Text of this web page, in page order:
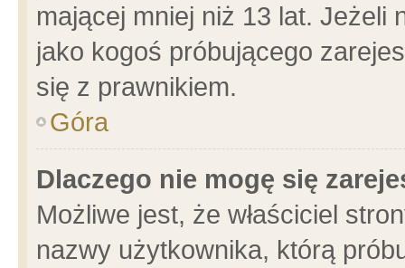
mającej mniej niż 13 lat. Jeżeli
jako kogoś próbującego
się z prawnikiem.
Góra
Dlaczego nie mogę się
Możliwe jest, że właściciel
nazwy użytkownika, którą